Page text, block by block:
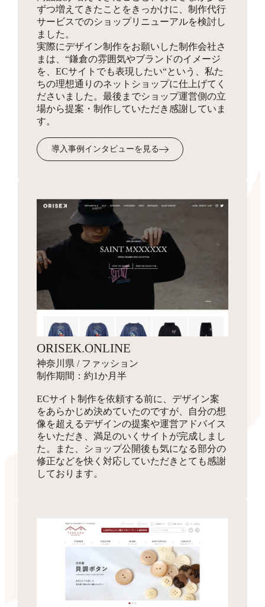
HTMLサイトマップ作成
3,300円
ショップの全体像となりSEO対策にも有効なサイトマッ
プを、フリーページを使って作成します。
受注・入金・発送メール
テンプレ作成
3,300円
お客様へ送付するメール文面のフォーマットを作成・設
同梱物
お見積り
商品を発送する際に同梱する制作物をデザインします。
ずつ増えてきたことをきっかけに、制作代行
サービスでのショップリニューアルを検討し
ました。
実際にデザイン制作をお願いした制作会社さ
まは、“鎌倉の雰囲気やブランドのイメージ
を、ECサイトでも表現したい“という、私た
ちの理想通りのネットショップに仕上げてく
ださいました。最後までショップ運営側の立
場から提案・制作していただき感謝していま
す。
導入事例インタビューを見る
ORISEK.ONLINE
神奈川県 / ファッション
制作期間：約1か月半
ECサイト制作を依頼する前に、デザイン案
をあらかじめ決めていたのですが、自分の想
像を超えるデザインの提案や運営アドバイス
をいただき、満足のいくサイトが完成しまし
た。また、ショップ公開後も気になる部分の
修正などを快く対応していただきとても感謝
しております。